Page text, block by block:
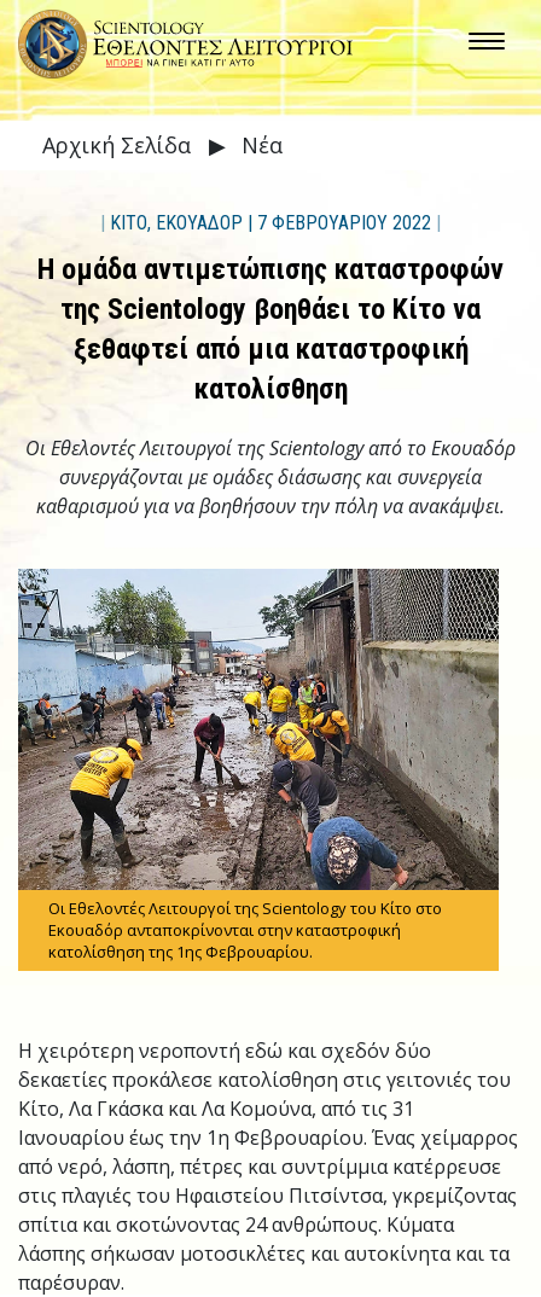
Αρχική Σελίδα ▶ Νέα
| ΚΙΤΟ, ΕΚΟΥΑΔΟΡ | 7 ΦΕΒΡΟΥΑΡΙΟΥ 2022 |
Η ομάδα αντιμετώπισης καταστροφών
της Scientology βοηθάει το Κίτο να
ξεθαφτεί από μια καταστροφική
κατολίσθηση
Οι Εθελοντές Λειτουργοί της Scientology από το Εκουαδόρ
συνεργάζονται με ομάδες διάσωσης και συνεργεία
καθαρισμού για να βοηθήσουν την πόλη να ανακάμψει.
Οι Εθελοντές Λειτουργοί της Scientology του Κίτο στο
Εκουαδόρ ανταποκρίνονται στην καταστροφική
κατολίσθηση της 1ης Φεβρουαρίου.
Η χειρότερη νεροποντή εδώ και σχεδόν δύο
δεκαετίες προκάλεσε κατολίσθηση στις γειτονιές του
Κίτο, Λα Γκάσκα και Λα Κομούνα, από τις 31
Ιανουαρίου έως την 1η Φεβρουαρίου. Ένας χείμαρρος
από νερό, λάσπη, πέτρες και συντρίμμια κατέρρευσε
στις πλαγιές του Ηφαιστείου Πιτσίντσα, γκρεμίζοντας
σπίτια και σκοτώνοντας 24 ανθρώπους. Κύματα
λάσπης σήκωσαν μοτοσικλέτες και αυτοκίνητα και τα
παρέσυραν.